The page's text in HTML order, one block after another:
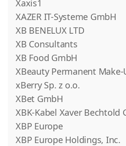
Xaxis1
XAZER IT-Systeme GmbH
XB BENELUX LTD
XB Consultants
XB Food GmbH
XBeauty Permanent Make-
xBerry Sp. z o.o.
XBet GmbH
XBK-Kabel Xaver Bechtold
XBP Europe
XBP Europe Holdings, Inc.